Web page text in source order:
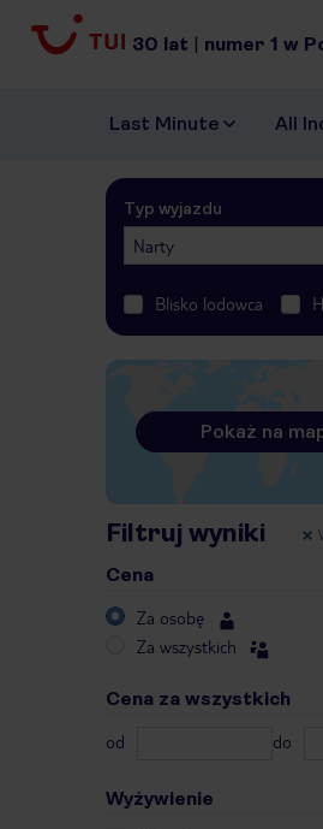
30 lat | numer 1 w
Last Minute All
Typ wyjazdu
Narty
Blisko lodowca
Pokaż na
Filtruj wyniki
Cena
Za osobę
Za wszystkich
Cena za wszystkich
od do
Wyżywienie